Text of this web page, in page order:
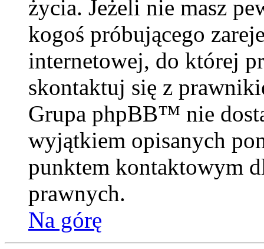
życia. Jeżeli nie masz
kogoś próbującego
internetowej, do której
skontaktuj się z
Grupa phpBB™ nie
wyjątkiem opisanych
punktem kontaktowym
prawnych.
Na górę